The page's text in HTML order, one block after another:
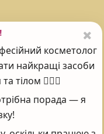
😍
косметолог
найкращі засоби
тілом 💆‍♀️✨
порада — я